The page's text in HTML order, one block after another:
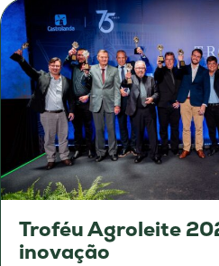
Troféu Agroleite
inovação